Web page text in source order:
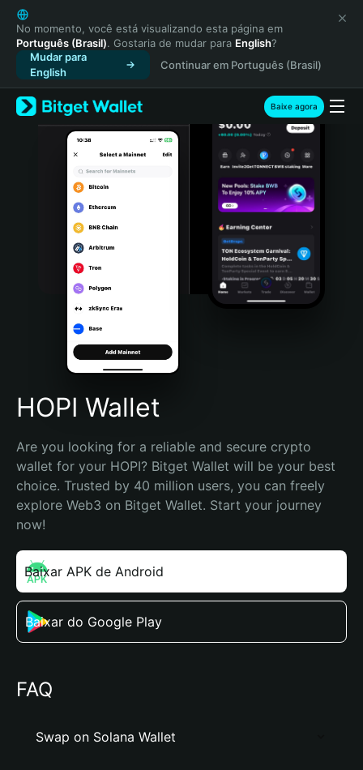
English
日本語
Tiếng Việt
Русский
Español (Latinoamérica)
Türkçe
Italiano
Português (Portugal)
Bahasa Indonesia
Português (Brasil)
Español (Argentina)
No momento, você está visualizando esta página em
Português (Brasil). Gostaria de mudar para English?
Mudar para
English
Continuar em Português (Brasil)
Baixe agora
HOPI Wallet
Are you looking for a reliable and secure crypto
wallet for your HOPI? Bitget Wallet will be your best
choice. Trusted by 40 million users, you can freely
explore Web3 on Bitget Wallet. Start your journey
now!
Baixar APK de Android
Baixar do Google Play
FAQ
Swap on Solana Wallet